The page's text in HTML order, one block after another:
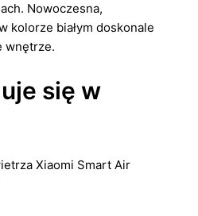
Nowoczesna,
kolorze białym doskonale
wnętrze.
się w
Xiaomi Smart Air